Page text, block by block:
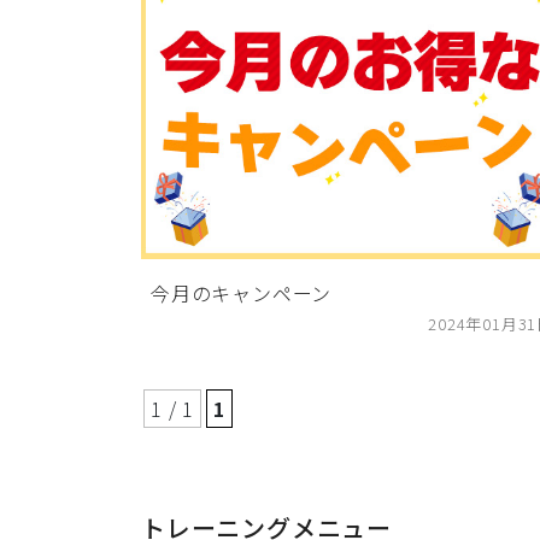
今月のキャンペーン
2024年01月
1 / 1 1
トレーニングメニュー